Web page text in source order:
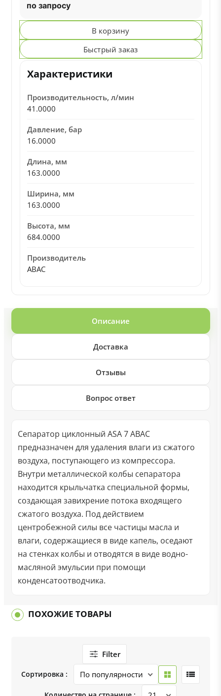
по запросу
В корзину
Быстрый заказ
Характеристики
Производительность, л/мин
41.0000
Давление, бар
16.0000
Длина, мм
163.0000
Ширина, мм
163.0000
Высота, мм
684.0000
Производитель
ABAC
Описание
Доставка
Отзывы
Вопрос ответ
Сепаратор циклонный ASA 7 ABAC
предназначен для удаления влаги из сжатого
воздуха, поступающего из компрессора.
Внутри металлической колбы сепаратора
находится крыльчатка специальной формы,
создающая завихрение потока входящего
сжатого воздуха. Под действием
центробежной силы все частицы масла и
влаги, содержащиеся в виде капель, оседают
на стенках колбы и отводятся в виде водно-
масляной эмульсии при помощи
конденсатоотводчика.
ПОХОЖИЕ ТОВАРЫ
Filter
Сортировка :